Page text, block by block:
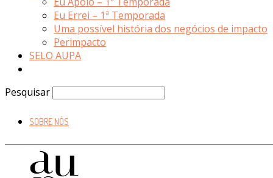
Eu Errei – 1ª Temporada
Uma possível história dos negócios de impacto
Perimpacto
SELO AUPA
Pesquisar
SOBRE NÓS